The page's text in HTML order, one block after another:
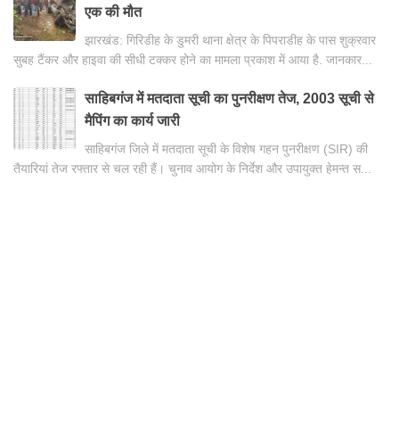
एक की मौत
झारखंड: गिरिडीह के डुमरी थाना क्षेत्र के पिपराडीह के पास शुक्रवार
सुबह टैंकर और हाइवा की सीधी टक्कर होने का मामला प्रकाश में आया है. जानकार...
साहिबगंज में मतदाता सूची का पुनरीक्षण तेज, 2003 सूची से
मैपिंग का कार्य जारी
साहिबगंज जिले में मतदाता सूची के विशेष गहन पुनरीक्षण (SIR) की
तैयारियां तेज रफ्तार से चल रही हैं। चुनाव आयोग के निर्देश और उपायुक्त हेमन्त स...